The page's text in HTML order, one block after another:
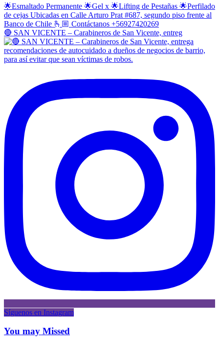
🔴 SAN VICENTE – Carabineros de San Vicente, entreg
Síguenos en Instagram
You may Missed